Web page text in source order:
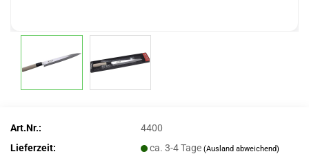
Art.Nr.:
4400
Lieferzeit:
ca. 3-4 Tage(Ausland abweichend)